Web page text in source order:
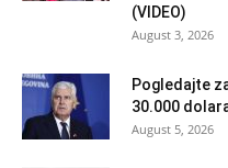
(VIDEO)
August 3, 2026
Pogledajte
30.000
August 5, 2026